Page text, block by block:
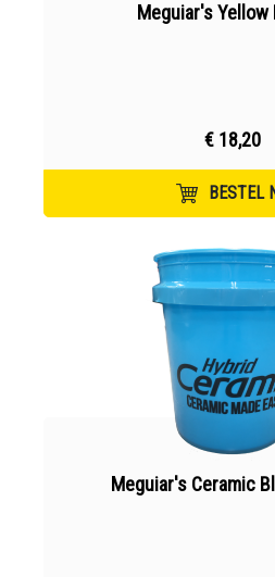
Meguiar's
€ 18,20
BESTEL
Meguiar's Ceramic